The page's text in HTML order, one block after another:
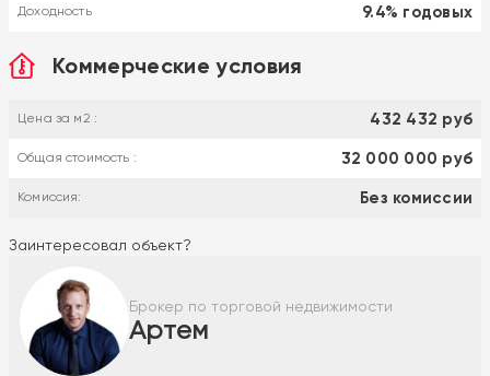
Доходность 9.4% годовых
Коммерческие условия
Цена за м2 : 432 432 руб
Общая стоимость : 32 000 000 руб
Комиссия: Без комиссии
Заинтересовал объект?
Брокер по торговой недвижимости
Артем